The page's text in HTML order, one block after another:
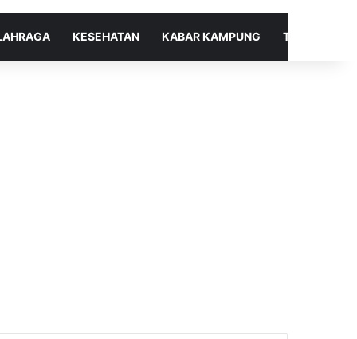
KESEHATAN KABAR KAMPUNG TELUSUR